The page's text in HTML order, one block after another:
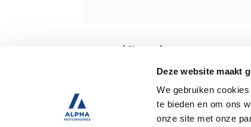
Deze website maakt
We gebruiken
te bieden en om ons
onze site met onze
Specificaties
Tweedehands